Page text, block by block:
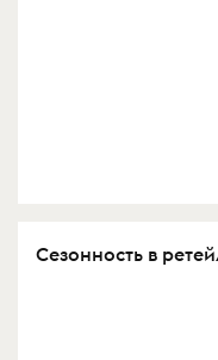
Сезонность в